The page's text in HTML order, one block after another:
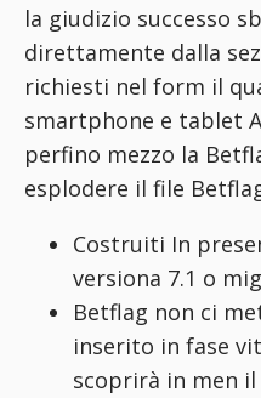
la giudizio successo
direttamente dalla
richiesti nel form il
smartphone e tablet
perfino mezzo la
esplodere il file
Costruiti In
versiona 7.1 o
Betflag non ci
inserito in fase
scoprirà in men